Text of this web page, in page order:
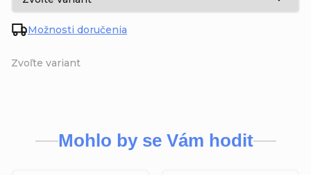
Zvoľte variant
Možnosti doručenia
Mohlo by se Vám hodit